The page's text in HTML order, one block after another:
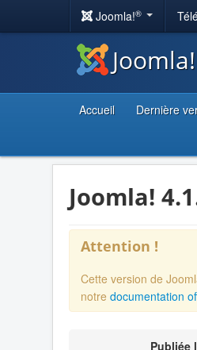
Joomla!®
Accueil Dernière
Joomla!
Attention !
Cette version de
notre documentation
Publiée